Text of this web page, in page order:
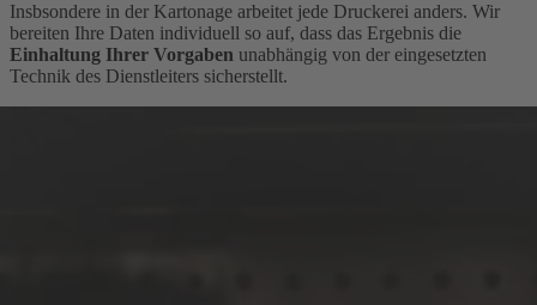
Insbsondere in der Kartonage arbeitet jede Druckerei anders. Wir
bereiten Ihre Daten individuell so auf, dass das Ergebnis die
Einhaltung Ihrer Vorgaben unabhängig von der eingesetzten
Technik des Dienstleiters sicherstellt.